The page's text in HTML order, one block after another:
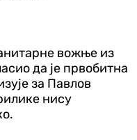
вожње из
да је првобитна
за Павлов
нису